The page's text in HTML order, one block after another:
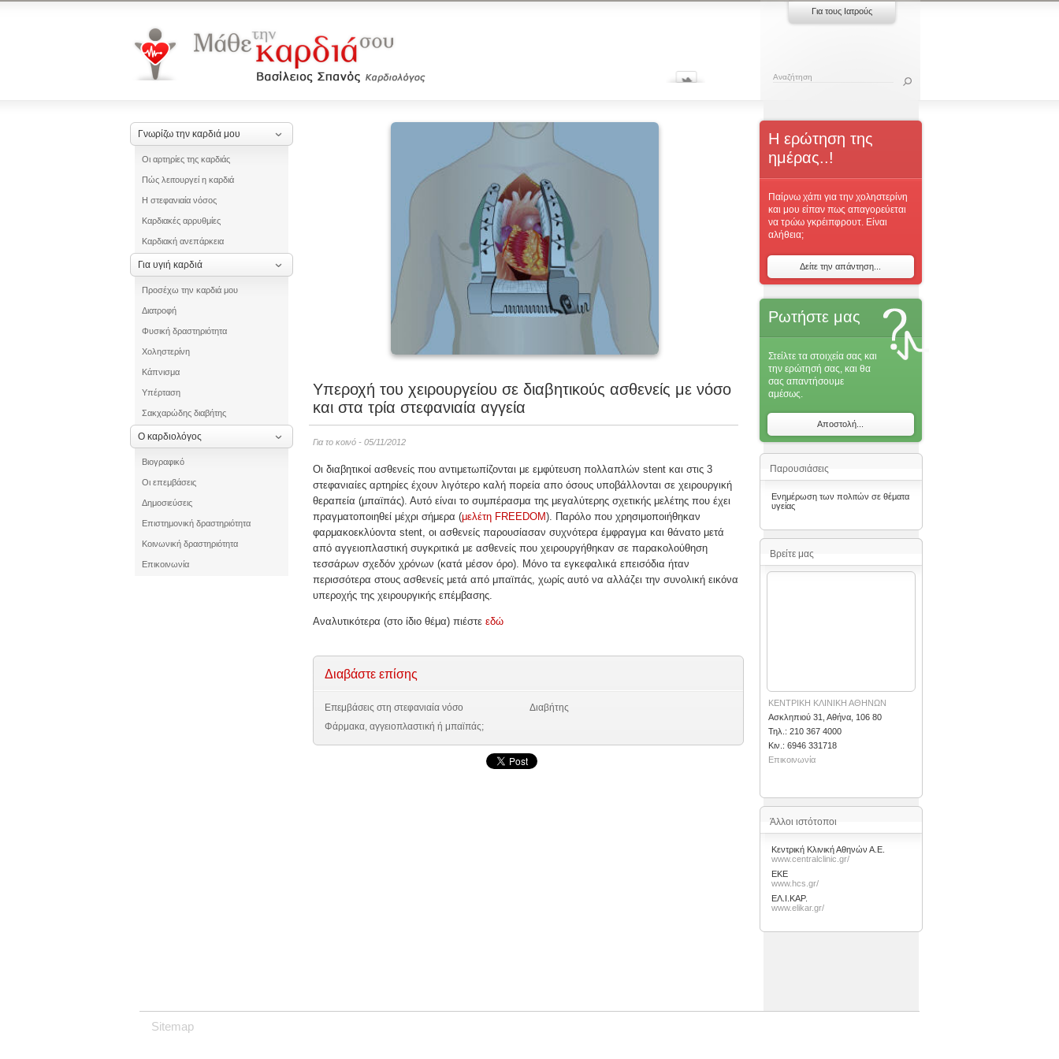
Για τους Ιατρούς
Γνωρίζω την καρδιά μου
Οι αρτηρίες της καρδιάς
Πώς λειτουργεί η καρδιά
Η στεφανιαία νόσος
Καρδιακές αρρυθμίες
Καρδιακή ανεπάρκεια
Για υγιή καρδιά
Προσέχω την καρδιά μου
Διατροφή
Φυσική δραστηριότητα
Χοληστερίνη
Κάπνισμα
Υπέρταση
Σακχαρώδης διαβήτης
Ο καρδιολόγος
Βιογραφικό
Οι επεμβάσεις
Δημοσιεύσεις
Επιστημονική δραστηριότητα
Κοινωνική δραστηριότητα
Επικοινωνία
Υπεροχή του χειρουργείου σε διαβητικούς ασθενείς με νόσο
και στα τρία στεφανιαία αγγεία
Για το κοινό - 05/11/2012
Οι διαβητικοί ασθενείς που αντιμετωπίζονται με εμφύτευση πολλαπλών stent και στις 3
στεφανιαίες αρτηρίες έχουν λιγότερο καλή πορεία απο όσους υποβάλλονται σε χειρουργική
θεραπεία (μπαϊπάς). Αυτό είναι το συμπέρασμα της μεγαλύτερης σχετικής μελέτης που έχει
πραγματοποιηθεί μέχρι σήμερα (μελέτη FREEDOM). Παρόλο που χρησιμοποιήθηκαν
φαρμακοεκλύοντα stent, οι ασθενείς παρουσίασαν συχνότερα έμφραγμα και θάνατο μετά
από αγγειοπλαστική συγκριτικά με ασθενείς που χειρουργήθηκαν σε παρακολούθηση
τεσσάρων σχεδόν χρόνων (κατά μέσον όρο). Μόνο τα εγκεφαλικά επεισόδια ήταν
περισσότερα στους ασθενείς μετά από μπαϊπάς, χωρίς αυτό να αλλάζει την συνολική εικόνα
υπεροχής της χειρουργικής επέμβασης.
Αναλυτικότερα (στο ίδιο θέμα) πιέστε εδώ
Διαβάστε επίσης
Επεμβάσεις στη στεφανιαία νόσο
Διαβήτης
Φάρμακα, αγγειοπλαστική ή μπαϊπάς;
Η ερώτηση της
ημέρας..!
Παίρνω χάπι για την χοληστερίνη
και μου είπαν πως απαγορεύεται
να τρώω γκρέιπφρουτ. Είναι
αλήθεια;
Δείτε την απάντηση...
Ρωτήστε μας
Στείλτε τα στοιχεία σας και
την ερώτησή σας, και θα
σας απαντήσoυμε
αμέσως.
Αποστολή...
Παρουσιάσεις
Ενημέρωση των πολιτών σε θέματα
υγείας
Βρείτε μας
ΚΕΝΤΡΙΚΗ ΚΛΙΝΙΚΗ ΑΘΗΝΩΝ
Ασκληπιού 31, Αθήνα, 106 80
Τηλ.: 210 367 4000
Kιν.: 6946 331718
Επικοινωνία
Άλλοι ιστότοποι
Κεντρική Κλινική Αθηνών Α.Ε.
www.centralclinic.gr/
ΕΚΕ
www.hcs.gr/
ΕΛ.Ι.ΚΑΡ.
www.elikar.gr/
Sitemap